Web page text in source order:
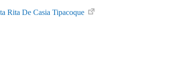
Rita De Casia Tipacoque